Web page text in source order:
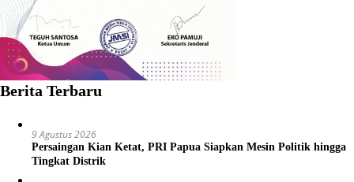
Berita Terbaru
9 Agustus 2026
Persaingan Kian Ketat, PRI Papua Siapkan Mesin Politik hingga
Tingkat Distrik